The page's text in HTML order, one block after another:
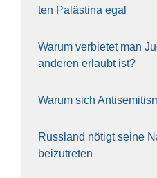
ten Paläs­ti­na egal
War­um ver­bie­tet man
ande­ren erlaubt ist?
War­um sich
Russ­land nötigt sei­ne
bei­zu­tre­ten